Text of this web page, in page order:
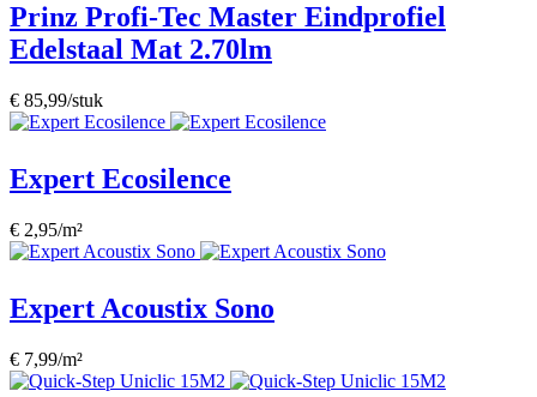
Prinz Profi-Tec Master Eindprofiel
Edelstaal Mat 2.70lm
€ 85,99/stuk
Expert Ecosilence
€ 2,95/m²
Expert Acoustix Sono
€ 7,99/m²